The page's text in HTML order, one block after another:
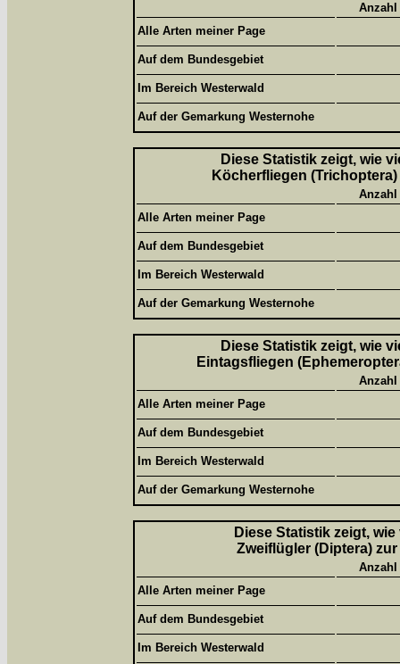
Alle Arten meiner Page
Auf dem Bundesgebiet
Im Bereich Westerwald
Auf der Gemarkung Westernohe
Diese Statistik zeigt, wie
Köcherfliegen
Alle Arten meiner Page
Auf dem Bundesgebiet
Im Bereich Westerwald
Auf der Gemarkung Westernohe
Diese Statistik zeigt, wie
Eintagsfliegen
Alle Arten meiner Page
Auf dem Bundesgebiet
Im Bereich Westerwald
Auf der Gemarkung Westernohe
Diese Statistik zeigt,
Zweiflügler (Diptera)
Alle Arten meiner Page
Auf dem Bundesgebiet
Im Bereich Westerwald